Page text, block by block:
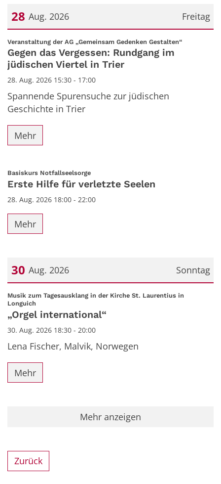
Freitag
28 Aug. 2026
Datum: 28. August 2026
Veranstaltung der AG „Gemeinsam Gedenken Gestalten“:
Gegen das Vergessen: Rundgang im
jüdischen Viertel in Trier
28. Aug. 2026 15:30 - 17:00
Spannende Spurensuche zur jüdischen
Geschichte in Trier
Mehr
Basiskurs Notfallseelsorge:
Erste Hilfe für verletzte Seelen
28. Aug. 2026 18:00 - 22:00
Mehr
Sonntag
30 Aug. 2026
Datum: 30. August 2026
Musik zum Tagesausklang in der Kirche St. Laurentius in
Longuich
„Orgel international“
30. Aug. 2026 18:30 - 20:00
Lena Fischer, Malvik, Norwegen
Mehr
Mehr anzeigen
Zurück